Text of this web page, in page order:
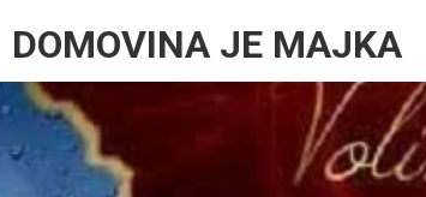
DOMOVINA JE MAJKA